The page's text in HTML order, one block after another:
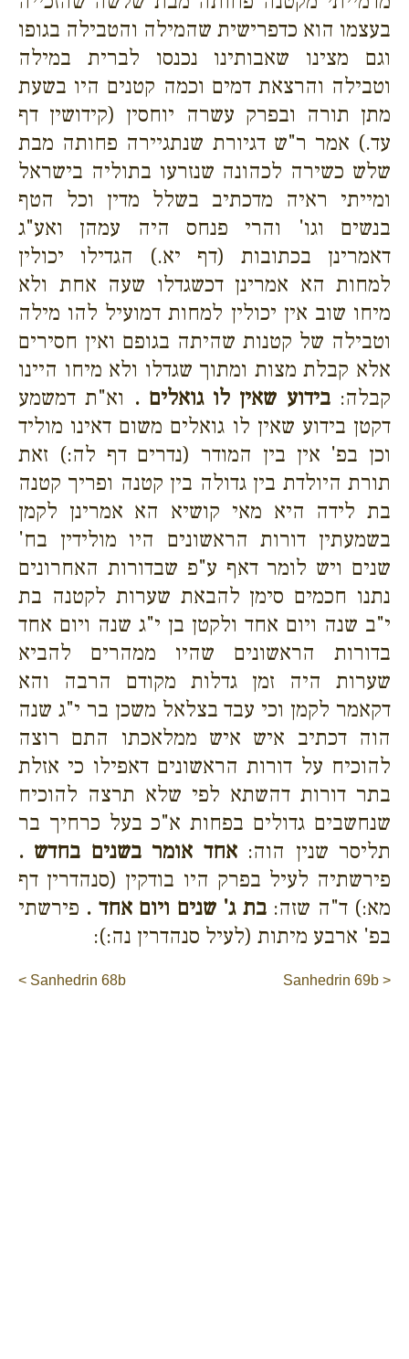
בעצמו הוא כדפרישית שהמילה והטבילה בגופו
וגם מצינו שאבותינו נכנסו לברית במילה
וטבילה והרצאת דמים וכמה קטנים היו בשעת
מתן תורה ובפרק עשרה יוחסין (קידושין דף
עד.) אמר ר"ש דגיורת שנתגיירה פחותה מבת
שלש כשירה לכהונה שנזרעו בתוליה בישראל
ומייתי ראיה מדכתיב בשלל מדין וכל הטף
בנשים וגו' והרי פנחס היה עמהן ואע"ג
דאמרינן בכתובות (דף יא.) הגדילו יכולין
למחות הא אמרינן דכשגדלו שעה אחת ולא
מיחו שוב אין יכולין למחות דמועיל להו מילה
וטבילה של קטנות שהיתה בגופם ואין חסירים
אלא קבלת מצות ומתוך שגדלו ולא מיחו היינו
קבלה:בידוע שאין לו גואלים . וא"ת דמשמע
דקטן בידוע שאין לו גואלים משום דאינו מוליד
וכן בפ' אין בין המודר (נדרים דף לה:) זאת
תורת היולדת בין גדולה בין קטנה ופריך קטנה
בת לידה היא מאי קושיא הא אמרינן לקמן
בשמעתין דורות הראשונים היו מולידין בח'
שנים ויש לומר דאף ע"פ שבדורות האחרונים
נתנו חכמים סימן להבאת שערות לקטנה בת
י"ב שנה ויום אחד ולקטן בן י"ג שנה ויום אחד
בדורות הראשונים שהיו ממהרים להביא
שערות היה זמן גדלות מקודם הרבה והא
דקאמר לקמן וכי עבד בצלאל משכן בר י"ג שנה
הוה דכתיב איש איש ממלאכתו התם רוצה
להוכיח על דורות הראשונים דאפילו כי אזלת
בתר דורות דהשתא לפי שלא תרצה להוכיח
שנחשבים גדולים בפחות א"כ בעל כרחיך בר
תליסר שנין הוה:אחד אומר בשנים בחדש .
פירשתיה לעיל בפרק היו בודקין (סנהדרין דף
מא:) ד"ה שזה:בת ג' שנים ויום אחד . פירשתי
בפ' ארבע מיתות (לעיל סנהדרין נה:):
< Sanhedrin 68b Sanhedrin 69b >